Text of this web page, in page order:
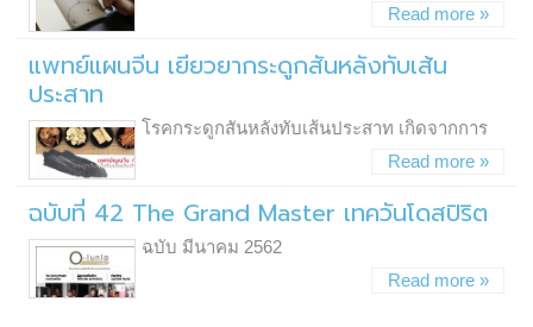
Read more »
แพทย์แผนจีน เยียวยากระดูกสันหลังทับเส้น
ประสาท
โรคกระดูกสันหลังทับเส้นประสาท เกิดจากการ
Read more »
ฉบับที่ 42 The Grand Master เทควันโดสปิริต
ฉบับ มีนาคม 2562
Read more »